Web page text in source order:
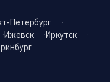
Петербург
Ижевск
Иркутск